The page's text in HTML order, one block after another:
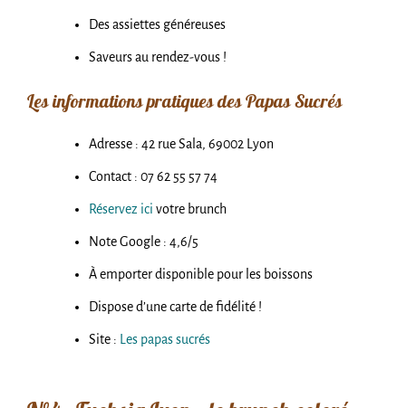
Des assiettes généreuses
Saveurs au rendez-vous !
Les informations pratiques des Papas Sucrés
Adresse : 42 rue Sala, 69002 Lyon
Contact : 07 62 55 57 74
Réservez ici votre brunch
Note Google : 4,6/5
À emporter disponible pour les boissons
Dispose d’une carte de fidélité !
Site : Les papas sucrés